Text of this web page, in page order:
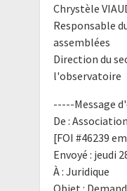
Chrystèle
Responsable
assemblées
Direction du
l'observatoire
-----Message
De :
[FOI #46239
Envoyé : jeudi
À : Juridique
Objet :